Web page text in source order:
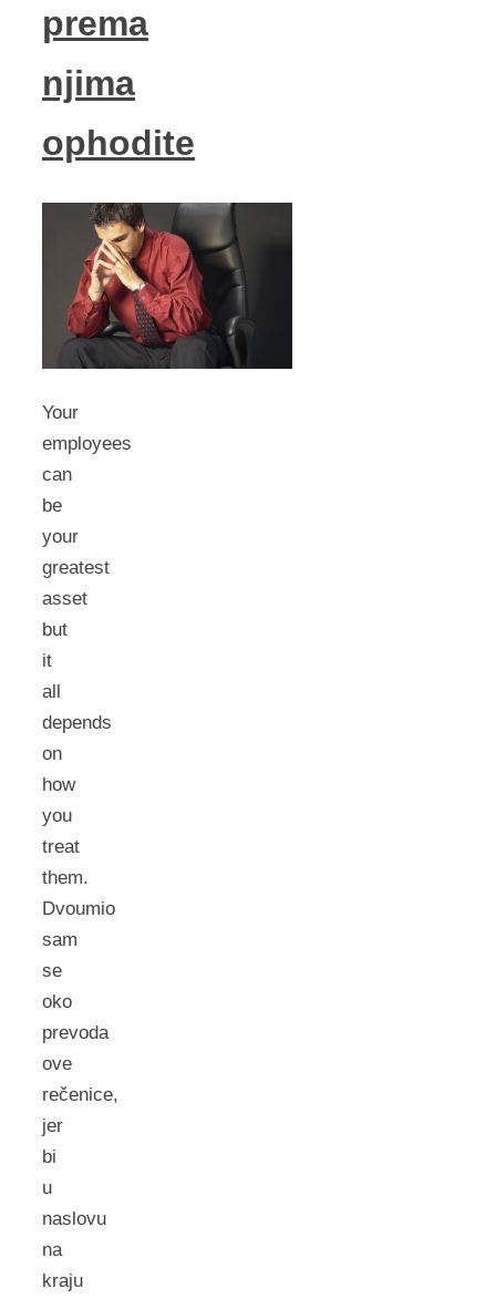
prema
njima
ophodite
Your
employees
can
be
your
greatest
asset
but
it
all
depends
on
how
you
treat
them.
Dvoumio
sam
se
oko
prevoda
ove
rečenice,
jer
bi
u
naslovu
na
kraju